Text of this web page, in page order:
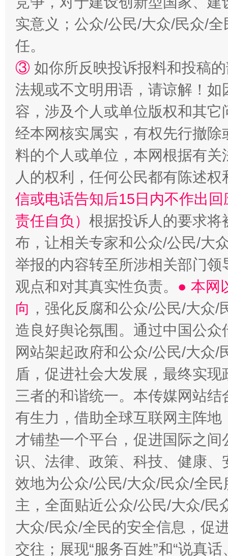
扯下公款旅游的“隐身衣” 如何以
“蜀中异人”王建安的艺术幻境
实意义；公众/公民/大众/民众/
任。
③ 如你所反映投诉报料和投稿
法规或不文明用语，请谅解！
容，涉及个人或单位版权和其它
经本网核实属实，有权先行撤
料的个人或单位，本网根据有
人的权利，任何公民都有陈述
信或电话告知后15日内不作出
责任自负） 根据投诉人的要求将
布，让相关专家和公众/公民/大
举报的内容转至所涉相关部门
观点和对其真实性负责。 ● 本网
向 ，强化反腐和公众/公民/大众
造良好舆论氛围。通过中国公
网站架起政府和公众/公民/大众
盾，促进社会大发展，最终实
三者的和谐统一。本传媒网站
有生力，借助全球互联网主阵
才铺垫一个平台，促进国际之
识、法律、政策、科技、健康
效地为公众/公民/大众/民众/全
主，全面贴近公众/公民/大众/民
大众/民众/全民的安全信息，促
交往；展现“服务百姓”和“说真